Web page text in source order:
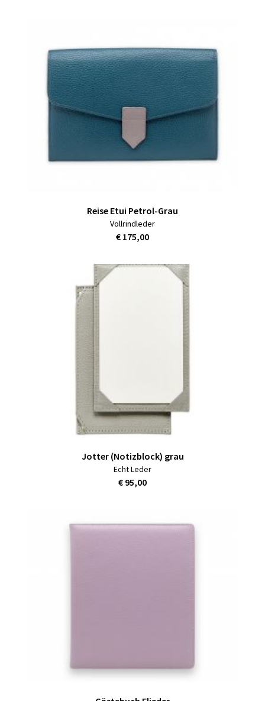
Reise Etui Petrol-Grau
Vollrindleder
€ 175,00
Jotter (Notizblock) grau
Echt Leder
€ 95,00